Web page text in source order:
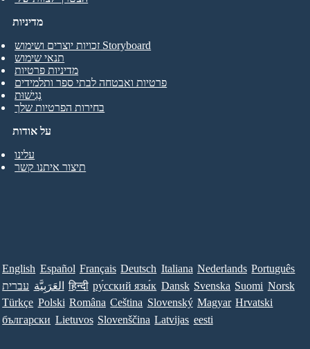
על אודות
עלינו
תיצור איתנו קשר
מדיניות
זכויות יוצרים ושימוש Storyboard
תנאי שימוש
מדיניות פרטיות
פרטיות ואבטחה לבתי ספר ותלמידים
נְגִישׁוּת
בחירות הפרטיות שלך
English Español Français Deutsch Italiana Nederlands Português
עברית العَرَبِيَّة हिन्दी ру́сский язы́к Dansk Svenska Suomi Norsk
Türkçe Polski Româna Ceština Slovenský Magyar Hrvatski
български Lietuvos Slovenščina Latvijas eesti